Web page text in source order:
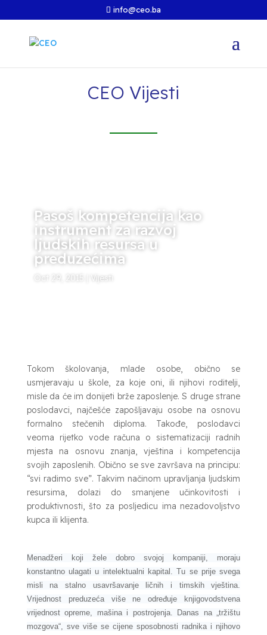
info@ceo.ba
CEO Vijesti
Pasoš kompetencija kao
instrument za razvoj
ljudskih resursa u
preduzećima
Oct 29, 2015 Vijesti
Tokom školovanja, mlade osobe, obično se
usmjeravaju u škole, za koje oni, ili njihovi roditelji,
misle da će im donijeti brže zaposlenje. S druge strane
poslodavci, najčešće zapošljavaju osobe na osnovu
formalno stečenih diploma. Takođe, poslodavci
veoma rijetko vode računa o sistematizaciji radnih
mjesta na osnovu znanja, vještina i kompetencija
svojih zaposlenih. Obično se sve završava na principu:
“svi radimo sve”. Takvim načinom upravljanja ljudskim
resursima, dolazi do smanjene učinkovitosti i
produktivnosti, što za posljedicu ima nezadovoljstvo
kupca ili klijenta.
Menadžeri koji žele dobro svojoj kompaniji, moraju
konstantno ulagati u intelektualni kapital. Tu se prije svega
misli na stalno usavršavanje ličnih i timskih vještina.
Vrijednost preduzeća više ne određuje knjigovodstvena
vrijednost opreme, mašina i postrojenja. Danas na „tržištu
mozgova“, sve više se cijene sposobnosti radnika i njihovo